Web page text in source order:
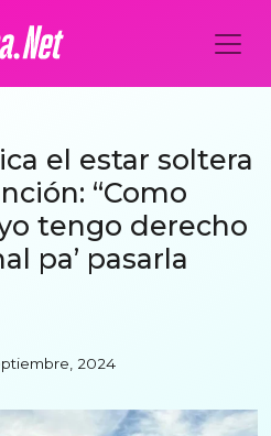
el estar soltera
“Como
tengo derecho
pa’ pasarla
2024